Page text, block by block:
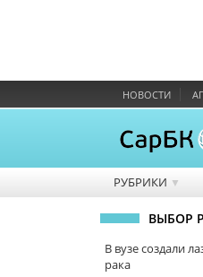
НОВОСТИ
РУБРИКИ ▼
ВЫБОР
В вузе создали
рака